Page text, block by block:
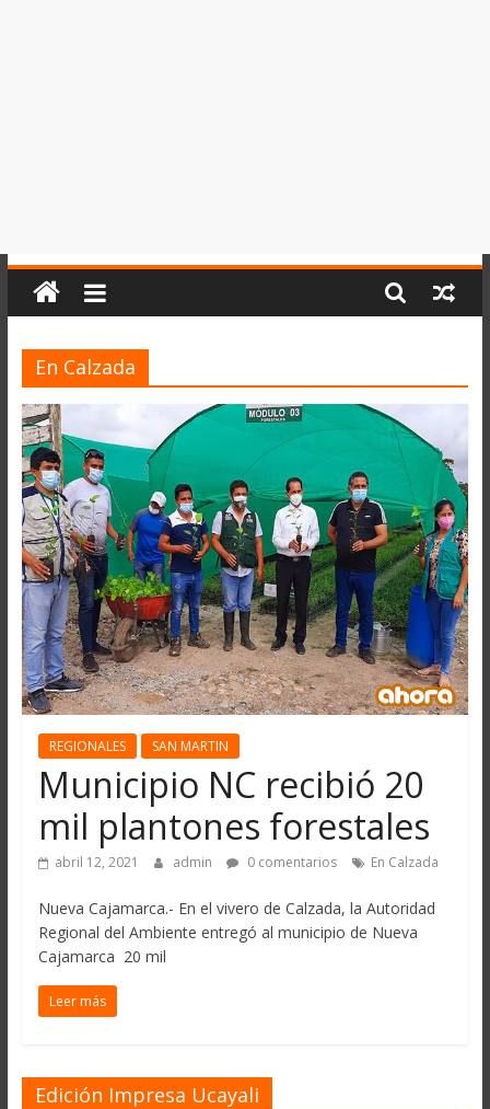
En Calzada
REGIONALES SAN MARTIN
Municipio NC recibió 20
mil plantones forestales
abril 12, 2021 admin 0 comentarios En Calzada
Nueva Cajamarca.- En el vivero de Calzada, la Autoridad
Regional del Ambiente entregó al municipio de Nueva
Cajamarca 20 mil
Leer más
Edición Impresa Ucayali